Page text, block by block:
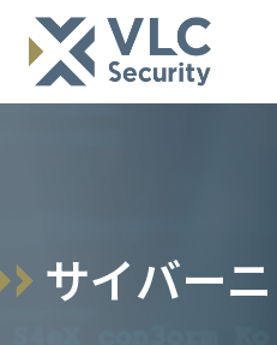
サイバーニ